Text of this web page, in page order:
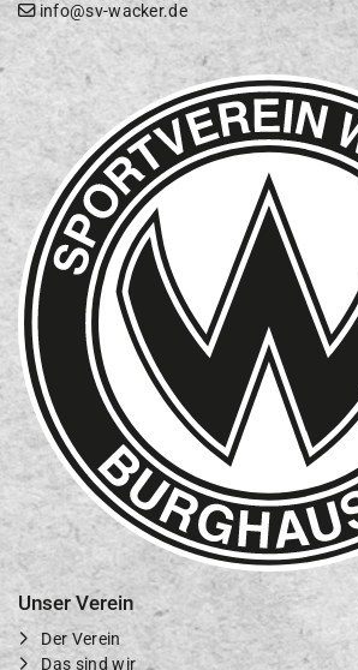
info@sv-wacker.de
Unser Verein
Der Verein
Das sind wir